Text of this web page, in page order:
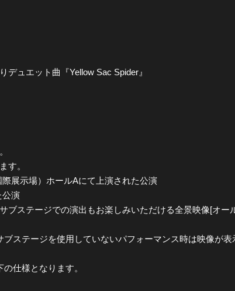
ュエット曲『Yellow Sac Spider』
す。
展示場）ホールAにて上演された公演
公演
ステージでの演出もお楽しみいただける全景映像[オー
ステージを使用していないパフォーマンス時は映像が表
仕様となります。